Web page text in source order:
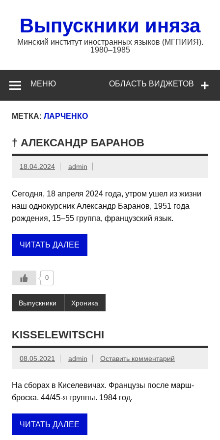
содержимому
Выпускники иняза
Минский институт иностранных языков (МГПИИЯ).
1980–1985
ОБЛАСТЬ ВИДЖЕТОВ
МЕНЮ
МЕТКА: ЛАРЧЕНКО
† АЛЕКСАНДР БАРАНОВ
18.04.2024 admin
Сегодня, 18 апреля 2024 года, утром ушел из жизни
наш однокурсник Александр Баранов, 1951 года
рождения, 15–55 группа, французский язык.
ЧИТАТЬ ДАЛЕЕ
0
Выпускники Хроника
KISSELEWITSCHI
08.05.2021 admin Оставить комментарий
На сборах в Киселевичах. Французы после марш-
броска. 44/45-я группы. 1984 год.
ЧИТАТЬ ДАЛЕЕ